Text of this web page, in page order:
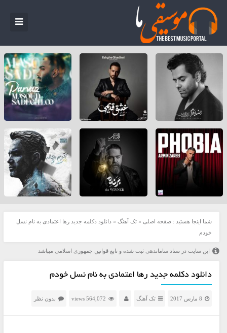
شما اینجا هستید : صفحه اصلی » تک آهنگ » دانلود دکلمه جدید رها اعتمادی به نام نسل
خودم
این سایت در ستاد ساماندهی ثبت شده و تابع قوانین جمهوری اسلامی میباشد
دانلود دکلمه جدید رها اعتمادی به نام نسل خودم
8 مارس 2017 تک آهنگ 564,072 views بدون نظر